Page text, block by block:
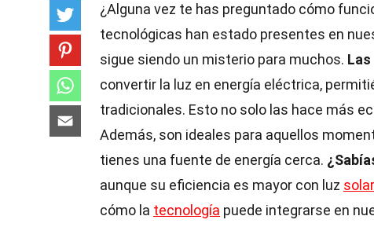
¿Alguna vez te has preguntado cómo
tecnológicas han estado presentes en
sigue siendo un misterio para muchos.
convertir la luz en energía eléctrica,
tradicionales. Esto no solo las hace más
Además, son ideales para aquellos
tienes una fuente de energía cerca.
aunque su eficiencia es mayor con luz solar
cómo la tecnología puede integrarse en